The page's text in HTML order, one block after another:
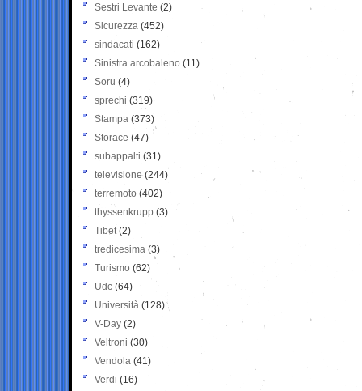
Sestri Levante (2)
Sicurezza (452)
sindacati (162)
Sinistra arcobaleno (11)
Soru (4)
sprechi (319)
Stampa (373)
Storace (47)
subappalti (31)
televisione(244)
terremoto (402)
thyssenkrupp (3)
Tibet(2)
tredicesima (3)
Turismo (62)
Udc (64)
Università (128)
V-Day (2)
Veltroni (30)
Vendola (41)
Verdi (16)